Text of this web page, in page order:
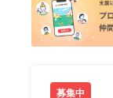
募集中